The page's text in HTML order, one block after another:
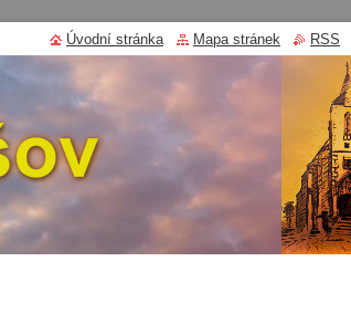
Úvodní stránka Mapa stránek RSS